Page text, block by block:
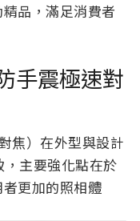
品，滿足消費者
手震極速對
焦）在外型與設計
主要強化點在於
更加的照相體